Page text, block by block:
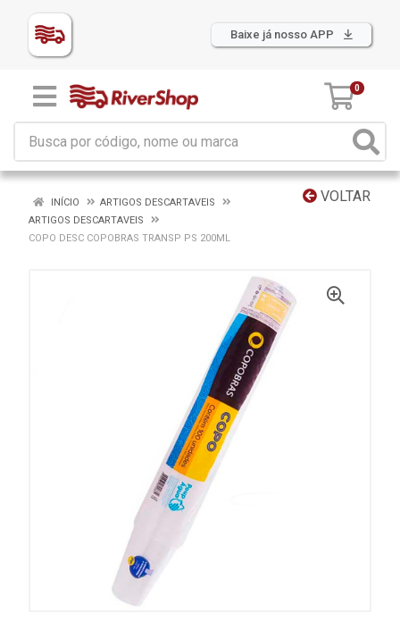
Baixe já nosso APP
0
VOLTAR
INÍCIO
ARTIGOS DESCARTAVEIS
ARTIGOS DESCARTAVEIS
COPO DESC COPOBRAS TRANSP PS 200ML